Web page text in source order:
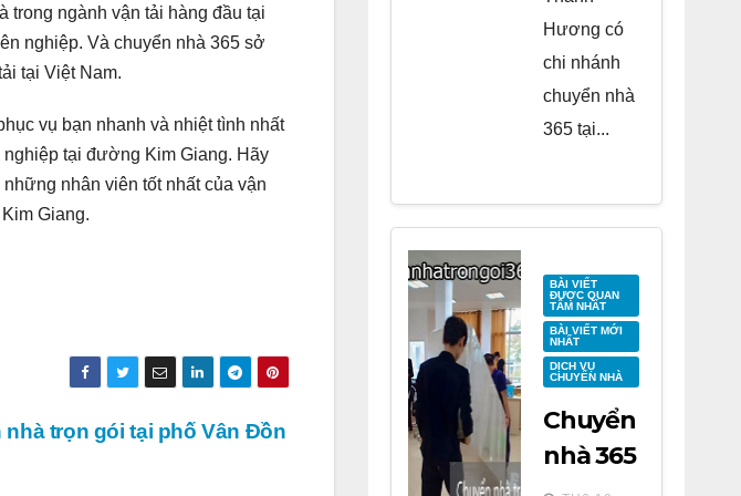
trong ngành vận tải hàng đầu tại
nghiệp. Và chuyển nhà 365 sở
tại Việt Nam.
vụ bạn nhanh và nhiệt tình nhất
tại đường Kim Giang. Hãy
nhân viên tốt nhất của vận
Giang.
trọn gói tại phố Vân Đồn
Hương có
chi nhánh
chuyển nhà
365 tại...
BÀI VIẾT
ĐƯỢC QUAN
TÂM NHẤT
BÀI VIẾT MỚI
NHẤT
DỊCH VỤ
CHUYỂN NHÀ
Chuyển
nhà 365